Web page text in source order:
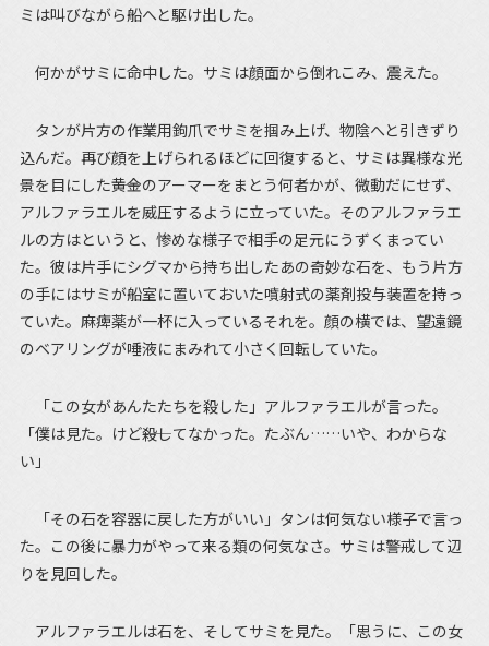
ミは叫びながら船へと駆け出した。
何かがサミに命中した。サミは顔面から倒れこみ、震えた。
タンが片方の作業用鉤爪でサミを掴み上げ、物陰へと引きずり
込んだ。再び顔を上げられるほどに回復すると、サミは異様な光
景を目にした――黄金のアーマーをまとう何者かが、微動だにせず、
アルファラエルを威圧するように立っていた。そのアルファラエ
ルの方はというと、惨めな様子で相手の足元にうずくまってい
た。彼は片手にシグマから持ち出したあの奇妙な石を、もう片方
の手にはサミが船室に置いておいた噴射式の薬剤投与装置を持っ
ていた。麻痺薬が一杯に入っているそれを。顔の横では、望遠鏡
のベアリングが唾液にまみれて小さく回転していた。
「この女があんたたちを殺した」アルファラエルが言った。
「僕は見た。けど――殺してなかった。たぶん……いや、わからな
い」
「その石を容器に戻した方がいい」タンは何気ない様子で言っ
た。この後に暴力がやって来る類の何気なさ。サミは警戒して辺
りを見回した。
アルファラエルは石を、そしてサミを見た。「思うに、この女